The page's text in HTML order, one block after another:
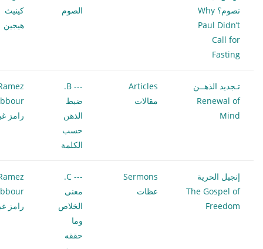
نصوم؟ Why
Paul Didn’t
Call for
Fasting
الصوم
كينيث
هيجين
تـجديد الذهــن
Renewal of
Mind
Articles
مقالات
--- B.
ضبط
الذهن
حسب
الكلمة
رامز
إنجيل الحرية
The Gospel of
Freedom
Sermons
عظات
--- C.
معنى
الخلاص
وما
حققه
رامز